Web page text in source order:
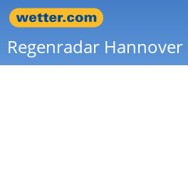
Regenradar Hannover